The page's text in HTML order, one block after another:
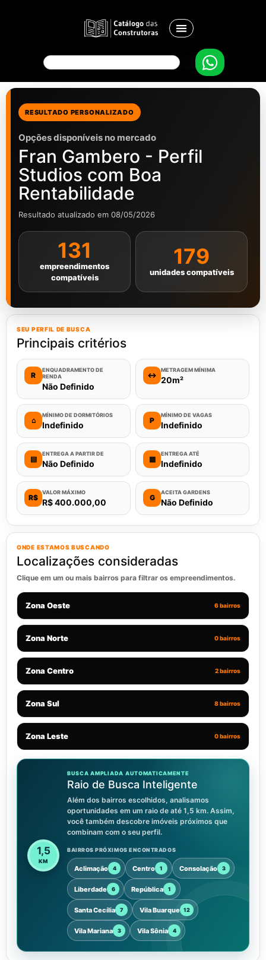
RESULTADO PERSONALIZADO
Opções disponíveis no mercado
Fran Gambero - Perfil
Studios com Boa
Rentabilidade
Resultado atualizado em 08/05/2026
131
empreendimentos
compatíveis
179
unidades compatíveis
SEU PERFIL DE BUSCA
Principais critérios
R
ENQUADRAMENTO DE
RENDA
Não Definido
↔
METRAGEM MÍNIMA
20m²
⌂
MÍNIMO DE DORMITÓRIOS
Indefinido P
MÍNIMO DE VAGAS
Indefinido
▤
ENTREGA A PARTIR DE
Não Definido ▦
ENTREGA ATÉ
Indefinido
R$
VALOR MÁXIMO
R$ 400.000,00 G
ACEITA GARDENS
Não Definido
ONDE ESTAMOS BUSCANDO
Localizações consideradas
Clique em um ou mais bairros para filtrar os empreendimentos.
Zona Oeste 6 bairros
Zona Norte 0 bairros
Zona Centro 2 bairros
Zona Sul 8 bairros
Zona Leste 0 bairros
1,5
KM
BUSCA AMPLIADA AUTOMATICAMENTE
Raio de Busca Inteligente
Além dos bairros escolhidos, analisamos
oportunidades em um raio de até 1,5 km. Assim,
você também descobre imóveis próximos que
combinam com o seu perfil.
BAIRROS PRÓXIMOS ENCONTRADOS
Aclimação 4 Centro 1 Consolação 3
Liberdade 6 República 1
Santa Cecília 7 Vila Buarque 12
Vila Mariana 3 Vila Sônia 4